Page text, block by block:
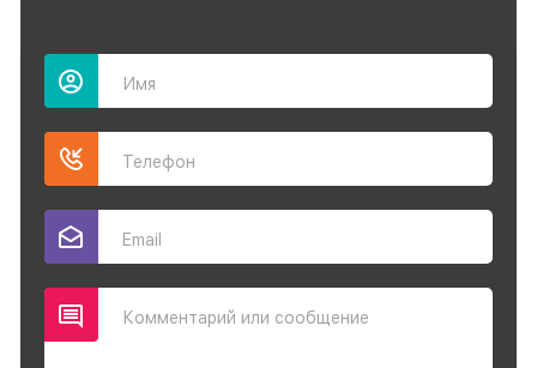
Имя
Телефон
Email
Комментарий или сообщение